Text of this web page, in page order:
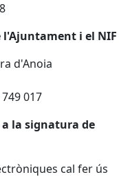
l'Ajuntament i el NIF
d'Anoia
017
la signatura de
cal fer ús